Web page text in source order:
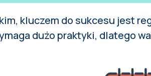
kluczem do sukcesu jest
dużo praktyki, dlatego